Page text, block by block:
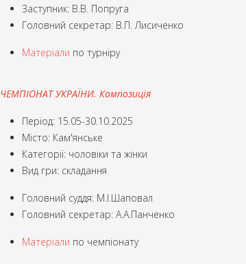
Заступник: В.В. Попруга
Головний секретар: В.П. Лисиченко
Матеріали по турніру
ЧЕМПІОНАТ УКРАЇНИ. Композиція
Період: 15.05-30.10.2025
Місто: Кам'янське
Категорії: чоловіки та жінки
Вид гри: складання
Головний суддя: М.І.Шаповал
Головний секретар: А.А.Панченко
Матеріали по чемпіонату